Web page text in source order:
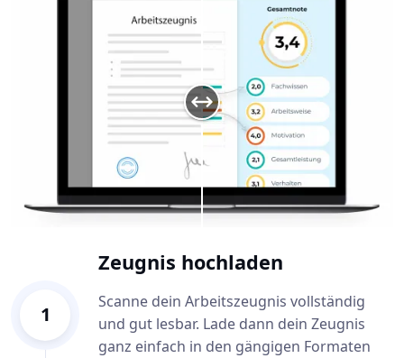
1
Zeugnis hochladen
Scanne dein Arbeitszeugnis vollständig
und gut lesbar. Lade dann dein Zeugnis
ganz einfach in den gängigen Formaten